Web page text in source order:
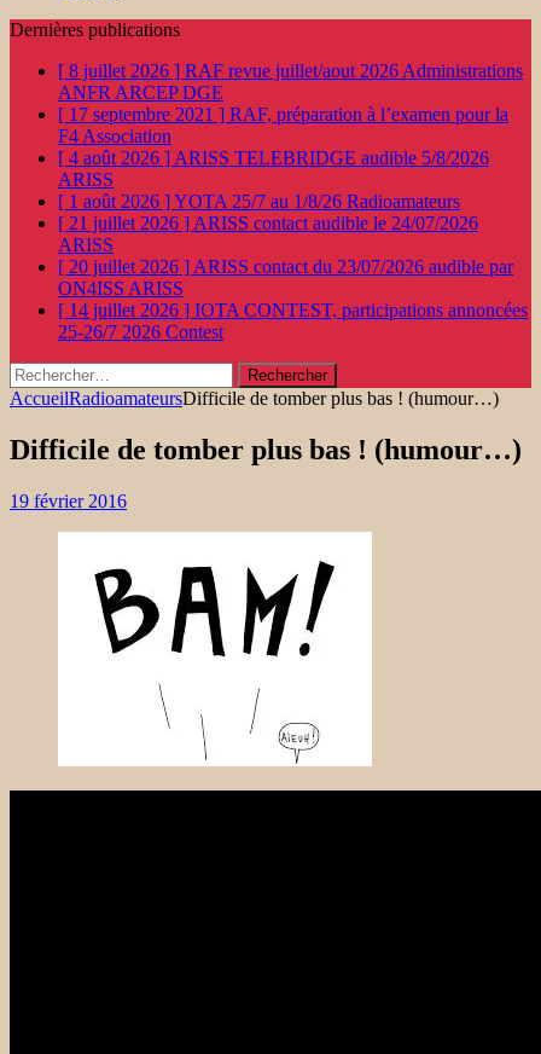
Dernières publications
[ 8 juillet 2026 ] RAF revue juillet/aout 2026 Administrations
ANFR ARCEP DGE
[ 17 septembre 2021 ] RAF, préparation à l’examen pour la
F4 Association
[ 4 août 2026 ] ARISS TELEBRIDGE audible 5/8/2026
ARISS
[ 1 août 2026 ]YOTA 25/7 au 1/8/26 Radioamateurs
[ 21 juillet 2026 ] ARISS contact audible le 24/07/2026
ARISS
[ 20 juillet 2026 ] ARISS contact du 23/07/2026 audible par
ON4ISS ARISS
[ 14 juillet 2026 ] IOTA CONTEST, participations annoncées
25-26/7 2026 Contest
Rechercher :
AccueilRadioamateursDifficile de tomber plus bas ! (humour…)
Difficile de tomber plus bas ! (humour…)
19 février 2016